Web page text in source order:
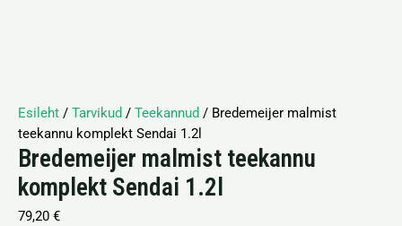
Esileht / Tarvikud / Teekannud / Bredemeijer malmist
teekannu komplekt Sendai 1.2l
Bredemeijer malmist teekannu
komplekt Sendai 1.2l
79,20 €